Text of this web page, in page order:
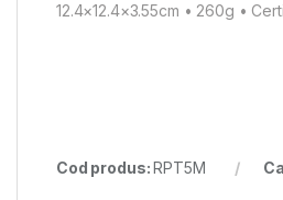
12.4×12.4×3.55cm • 260g •
Cod produs:RPT5M